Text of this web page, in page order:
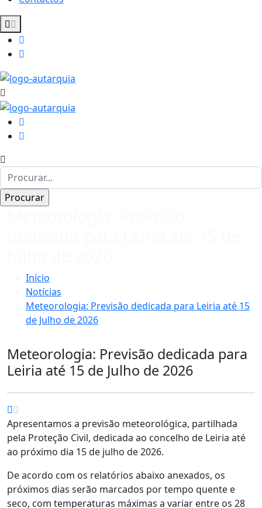
Início
Notícias
Meteorologia: Previsão dedicada para Leiria até 15
de Julho de 2026
Meteorologia: Previsão dedicada para
Leiria até 15 de Julho de 2026
Apresentamos a previsão meteorológica, partilhada
pela Proteção Civil, dedicada ao concelho de Leiria até
ao próximo dia 15 de julho de 2026.
De acordo com os relatórios abaixo anexados, os
próximos dias serão marcados por tempo quente e
seco, com temperaturas máximas a variar entre os 28